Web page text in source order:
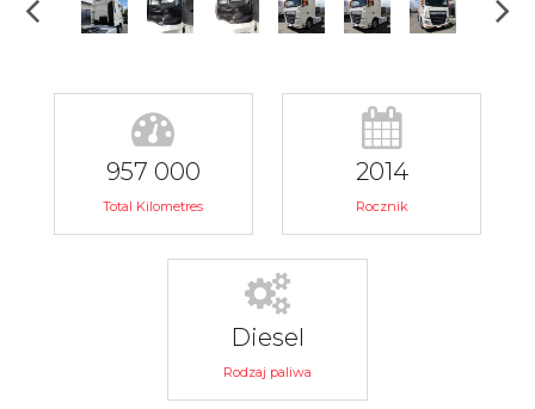
957 000
Total Kilometres
2014
Rocznik
Diesel
Rodzaj paliwa